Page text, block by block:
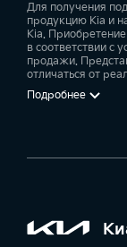
Для получения
продукцию Kia и
Kia.
в соответствии с
продажи.
отличаться от
Подробнее